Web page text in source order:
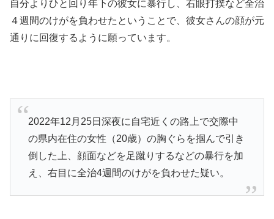
自分よりひと回り年下の彼女に暴行し、右眼打撲など全治
４週間のけがを負わせたということで、彼女さんの顔が元
通りに回復するように願っています。
2022年12月25日深夜に自宅近くの路上で交際中
の県内在住の女性（20歳）の胸ぐらを掴んで引き
倒した上、顔面などを足蹴りするなどの暴行を加
え、右目に全治4週間のけがを負わせた疑い。